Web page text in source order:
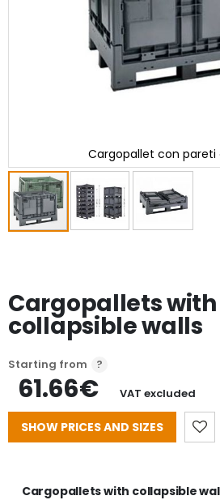
Cargopallet con pareti
of
the
images
Cargopallets with
collapsible walls
Starting from
61.66€ VAT excluded
SHOW PRICES AND SIZES
Cargopallets with collapsible